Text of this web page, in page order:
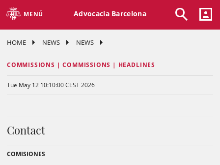
MENÚ Advocacia Barcelona
HOME NEWS NEWS
COMMISSIONS | COMMISSIONS | HEADLINES
Tue May 12 10:10:00 CEST 2026
Contact
COMISIONES